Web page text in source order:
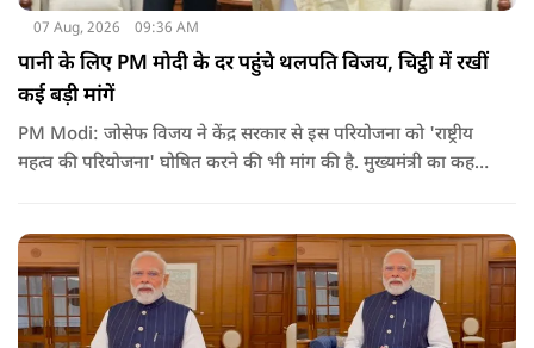
07 Aug, 2026 09:36 AM
पानी के लिए PM मोदी के दर पहुंचे थलपति विजय, चिट्ठी में रखीं
कई बड़ी मांगें
PM Modi: जोसेफ विजय ने केंद्र सरकार से इस परियोजना को 'राष्ट्रीय
महत्व की परियोजना' घोषित करने की भी मांग की है. मुख्यमंत्री का कहना
की समस्या को काफी हद तक कम किया जा सकता है.